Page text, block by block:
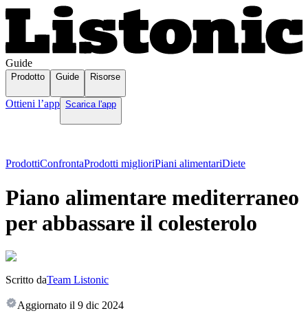
Guide
Prodotto Guide Risorse
Ottieni l’app Scarica l'app
ProdottiConfrontaProdotti miglioriPiani alimentariDiete
Piano alimentare mediterraneo
per abbassare il colesterolo
Scritto daTeam Listonic
Aggiornato il 9 dic 2024